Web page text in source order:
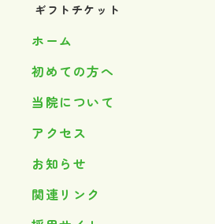
ギフトチケット
ホーム
初めての方へ
当院について
アクセス
お知らせ
関連リンク